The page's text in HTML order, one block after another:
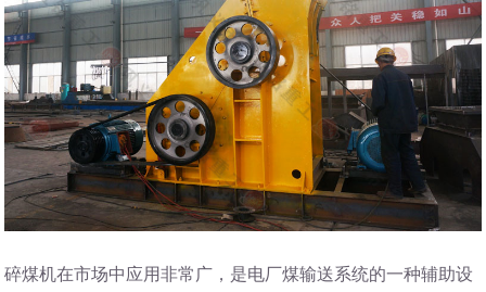
碎煤机在市场中应用非常广，是电厂煤输送系统的一种辅助设